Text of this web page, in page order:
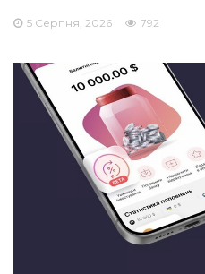
5 Серпня, 2026 792